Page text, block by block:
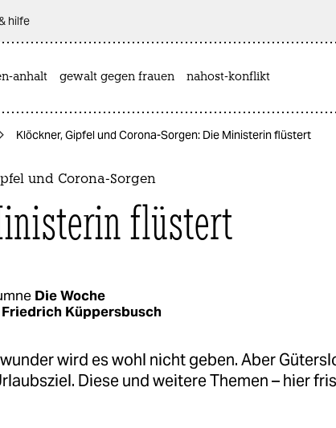
hilfe
anhalt gewalt gegen frauen nahost-konflikt
Klöckner, Gipfel und Corona-Sorgen: Die Ministerin flüstert
und Corona-Sorgen
flüstert
Die Woche
Friedrich Küppersbusch
wird es wohl nicht geben. Aber
Diese und weitere Themen – hier